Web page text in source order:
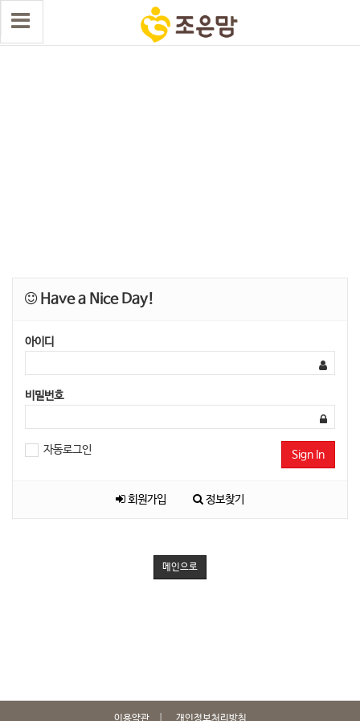
Have a Nice Day!
아이디
비밀번호
자동로그인 Sign In
회원가입 정보찾기
메인으로
이용약관 개인정보처리방침